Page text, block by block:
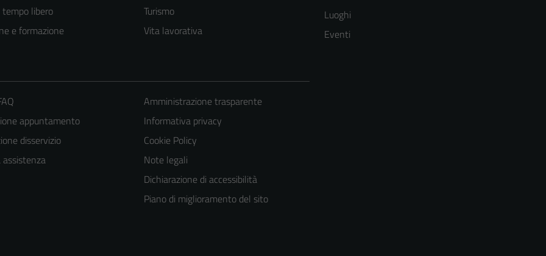
libero
e formazione
Turismo
Vita lavorativa
Luoghi
Eventi
appuntamento
disservizio
Amministrazione trasparente
Informativa privacy
Cookie Policy
Note legali
Dichiarazione di accessibilità
Piano di miglioramento del sito